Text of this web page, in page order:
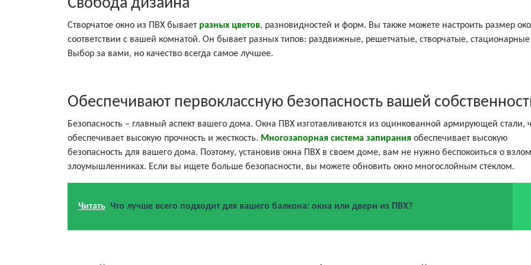
Свобода дизайна
Створчатое окно из ПВХ бывает разных цветов, разновидностей и форм. Вы также можете настроить размер
соответствии с вашей комнатой. Он бывает разных типов: раздвижные, решетчатые, створчатые, стационарные
Выбор за вами, но качество всегда самое лучшее.
Обеспечивают первоклассную безопасность вашей
Безопасность – главный аспект вашего дома. Окна ПВХ изготавливаются из оцинкованной армирующей стали,
обеспечивает высокую прочность и жесткость. Многозапорная система запирания обеспечивает высокую
безопасность для вашего дома. Поэтому, установив окна ПВХ в своем доме, вам не нужно беспокоиться о
злоумышленниках. Если вы ищете больше безопасности, вы можете обновить окно многослойным стеклом.
Читать Что лучше всего подходит для вашего балкона: окна или двери из ПВХ?